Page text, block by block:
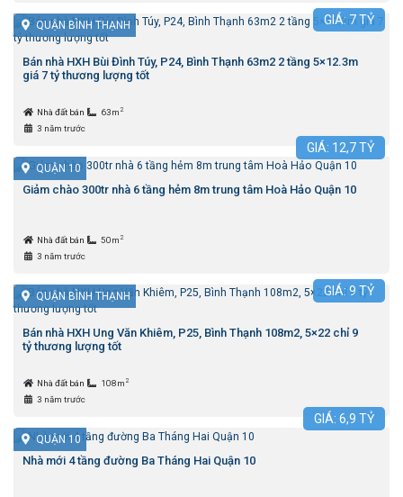
QUẬN BÌNH THẠNH GIÁ:7TỶ
Bán nhà HXH Bùi Đình Túy, P24, Bình Thạnh 63m2 2 tầng 5×12.3m
giá 7 tỷ thương lượng tốt
Nhà đất bán 63m 2
3 năm trước
QUẬN 10
GIÁ: 12,7TỶ
Giảm chào 300tr nhà 6 tầng hẻm 8m trung tâm Hoà Hảo Quận 10
Nhà đất bán 50m 2
3 năm trước
QUẬN BÌNH THẠNH GIÁ:9 TỶ
Bán nhà HXH Ung Văn Khiêm, P25, Bình Thạnh 108m2, 5×22 chỉ 9
tỷ thương lượng tốt
Nhà đất bán 108m 2
3 năm trước
QUẬN 10
GIÁ: 6,9 TỶ
Nhà mới 4 tầng đường Ba Tháng Hai Quận 10